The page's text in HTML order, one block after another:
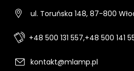
ul. Toruńska 148, 87-800
+48 500 131 557,+48 500 141
kontakt@mlamp.pl